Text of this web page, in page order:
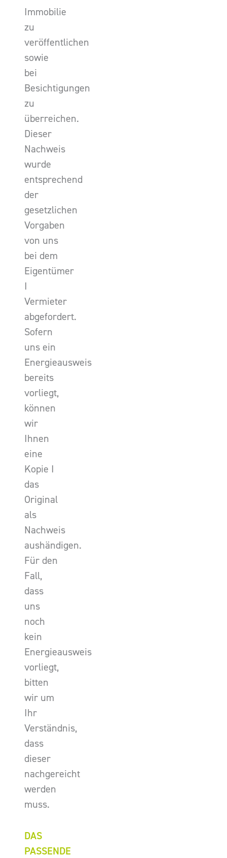
Immobilie
zu
veröffentlichen
sowie
bei
Besichtigungen
zu
überreichen.
Dieser
Nachweis
wurde
entsprechend
der
gesetzlichen
Vorgaben
von uns
bei dem
Eigentümer
I
Vermieter
abgefordert.
Sofern
uns ein
Energieausweis
bereits
vorliegt,
können
wir
Ihnen
eine
Kopie I
das
Original
als
Nachweis
aushändigen.
Für den
Fall,
dass
uns
noch
kein
Energieausweis
vorliegt,
bitten
wir um
Ihr
Verständnis,
dass
dieser
nachgereicht
werden
muss.
DAS
PASSENDE